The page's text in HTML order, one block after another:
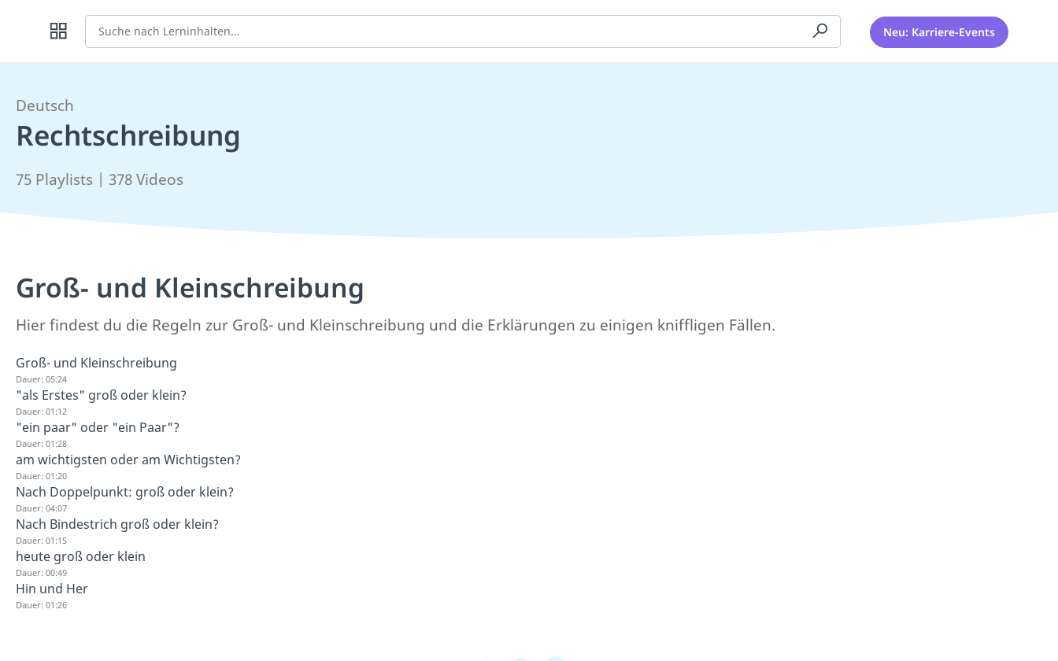
Suche Neu: Karriere-Events
Deutsch
Rechtschreibung
75 Playlists | 378 Videos
Groß- und Kleinschreibung
Hier findest du die Regeln zur Groß- und Kleinschreibung und die Erklärungen zu einigen kniffligen Fällen.
Groß- und Kleinschreibung
Dauer: 05:24
"als Erstes" groß oder klein?
Dauer: 01:12
"ein paar" oder "ein Paar"?
Dauer: 01:28
am wichtigsten oder am Wichtigsten?
Dauer: 01:20
Nach Doppelpunkt: groß oder klein?
Dauer: 04:07
Nach Bindestrich groß oder klein?
Dauer: 01:15
heute groß oder klein
Dauer: 00:49
Hin und Her
Dauer: 01:26